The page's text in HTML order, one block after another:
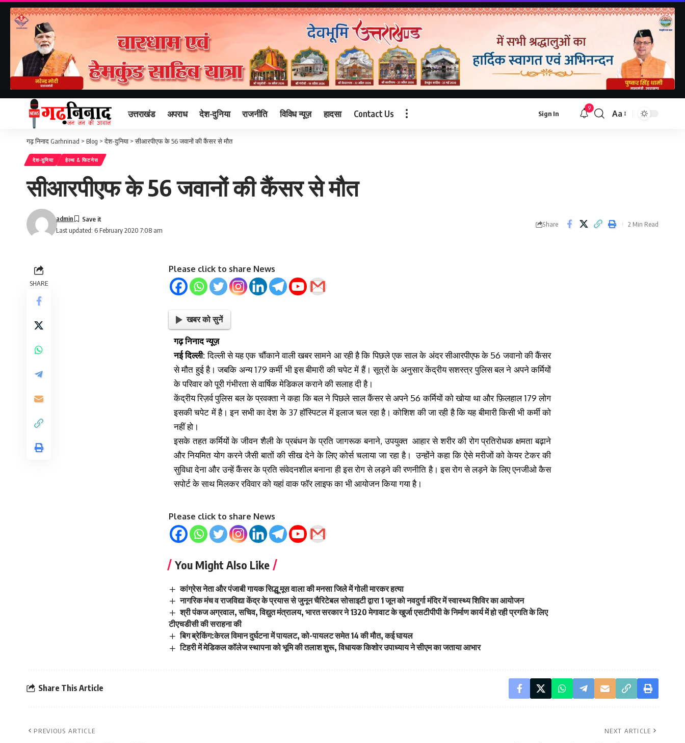
उत्तराखंड अपराध देश-दुनिया राजनीति विविध न्यूज़ हादसा Contact Us Sign In
9
Aa
गढ़ निनाद Garhninad > Blog >देश-दुनिया >सीआरपीएफ के 56 जवानों की कैंसर से मौत
देश-दुनिया हेल्थ & फिटनेस
सीआरपीएफ के 56 जवानों की कैंसर से मौत
Last updated: 6 February 2020 7:08 am
admin
Share 2 Min Read
SHARE
Please click to share News
खबर को सुनें
गढ़ निनाद न्यूज़
नई दिल्ली:दिल्ली से यह एक चौंकाने वाली खबर सामने आ रही है कि पिछले एक साल के अंदर सीआरपीएफ के 56 जवानो की कैंसर
से मौत हुई है। जबकि अन्य 179 कर्मी भी इस बीमारी की चपेट में हैं। सूत्रों के अनुसार केंद्रीय सशस्त्र पुलिस बल ने अपने कर्मियों
के परिवार को पूरी गंभीरता से वार्षिक मेडिकल कराने की सलाह दी है।
केंद्रीय रिज़र्व पुलिस बल के प्रवक्ता ने कहा कि बल ने पिछले साल कैंसर से अपने 56 कर्मियों को खोया था और फ़िलहाल 179 लोग
इसकी चपेट में है। इन सभी का देश के 37 हॉस्पिटल में इलाज चल रहा है। कोशिश की जा रही है कि यह बीमारी किसी भी कर्मी को
नहीं हो।
इसके तहत कर्मियों के जीवन शैली के प्रबंधन के प्रति जागरूक बनाने, उपयुक्त आहार से शरीर की रोग प्रतिरोधक क्षमता बढ़ाने
और नियमित योग करने जैसी बातों की सीख देने के लिए कोर्स चलाया जा रहा है। उन्होंने कहा कि ऐसे मरीजों को केयर टेकर की
सुविधा देना और उन्हें कैंसर के प्रति संवेदनशील बनाना ही इस रोग से लड़ने की रणनीति है। इस रोग से लड़ने के लिए एनजीओ कैस
सपोर्ट के साथ मिलकर रविवार को यहां वाक फॉर लाइफ का भी आयोजन किया गया है।
Please click to share News
You Might Also Like
कांग्रेस नेता और पंजाबी गायक सिद्धू मूस वाला की मनसा जिले में गोली मारकर हत्या
नागरिक मंच व राजविद्या केंद्र के प्रयास से जुनून चैरिटेबल सोसाइटी द्वारा 1 जून को नवदुर्गा मंदिर में स्वास्थ्य शिविर का आयोजन
श्री पंकज अग्रवाल, सचिव, विद्युत मंत्रालय, भारत सरकार ने 1320 मेगावाट के खुर्जा एसटीपीपी के निर्माण कार्य में हो रही प्रगति के लिए
टीएचडीसी की सराहना की
बिग ब्रेकिंग:केरल विमान दुर्घटना में पायलट, को-पायलट समेत 14 की मौत, कई घायल
टिहरी में मेडिकल कॉलेज स्थापना को भूमि की तलाश शुरू, विधायक किशोर उपाध्याय ने सीएम का जताया आभार
Share This Article
PREVIOUS ARTICLE NEXT ARTICLE